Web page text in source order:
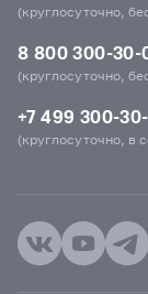
(круглосуточно,
8 800 300-30-
(круглосуточно,
+7 499 300-
(круглосуточно, в